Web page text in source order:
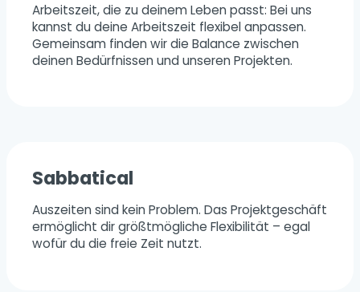
Arbeitszeit, die zu deinem Leben passt: Bei uns
kannst du deine Arbeitszeit flexibel anpassen.
Gemeinsam finden wir die Balance zwischen
deinen Bedürfnissen und unseren Projekten.
Sabbatical
Auszeiten sind kein Problem. Das Projektgeschäft
ermöglicht dir größtmögliche Flexibilität – egal
wofür du die freie Zeit nutzt.